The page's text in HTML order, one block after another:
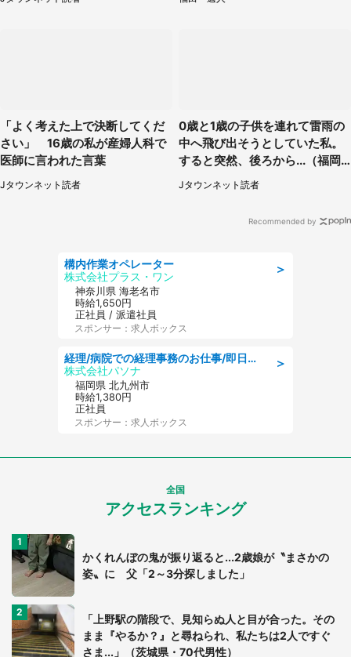
「よく考えた上で決断してくだ
さい」 16歳の私が産婦人科で
医師に言われた言葉
Jタウンネット読者
0歳と1歳の子供を連れて雷雨の
中へ飛び出そうとしていた私。
すると突然、後ろから...（福岡
県・30代女性）
Jタウンネット読者
Recommended by
＞
構内作業オペレーター
株式会社プラス・ワン
神奈川県 海老名市
時給1,650円
正社員 / 派遣社員
スポンサー：求人ボックス
＞
経理/病院での経理事務のお仕事/即日勤務可/車通勤可/経理/一般事務
株式会社パソナ
福岡県 北九州市
時給1,380円
正社員
スポンサー：求人ボックス
全国
アクセスランキング
かくれんぼの鬼が振り返ると...2歳娘が〝まさかの
姿〟に 父「2～3分探しました」
「上野駅の階段で、見知らぬ人と目が合った。その
まま『やるか？』と尋ねられ、私たちは2人ですぐ
さま...」（茨城県・70代男性）